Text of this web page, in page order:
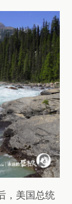
，美国总统